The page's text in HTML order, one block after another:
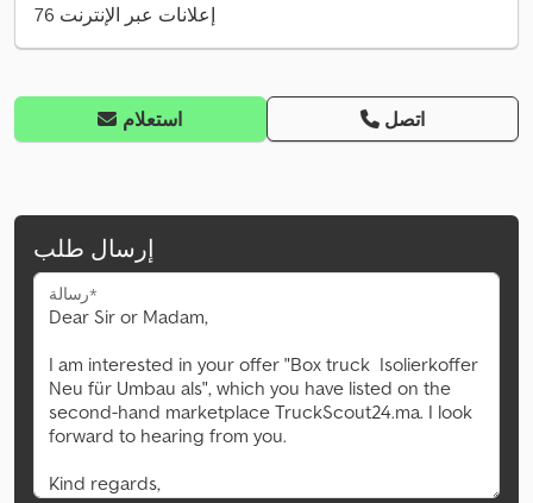
76 إعلانات عبر الإنترنت
استعلام اتصل
إرسال طلب
رسالة*